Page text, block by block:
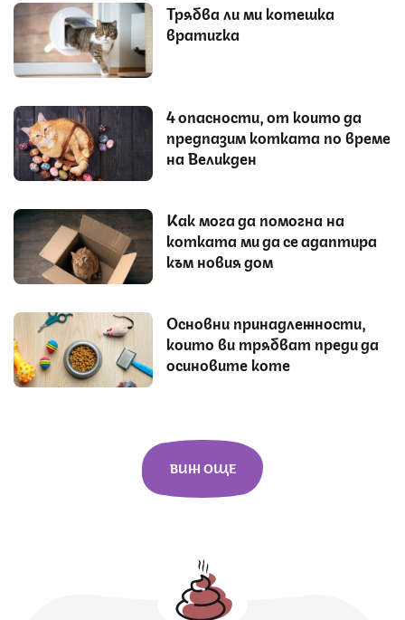
Трябва ли ми котешка
вратичка
4 опасности, от които да
предпазим котката по време
на Великден
Как мога да помогна на
котката ми да се адаптира
към новия дом
Основни принадлежности,
които ви трябват преди да
осиновите коте
ВИЖ ОЩЕ